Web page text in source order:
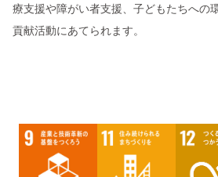
療支援や障がい者支援、子どもたちへの
貢献活動にあてられます。